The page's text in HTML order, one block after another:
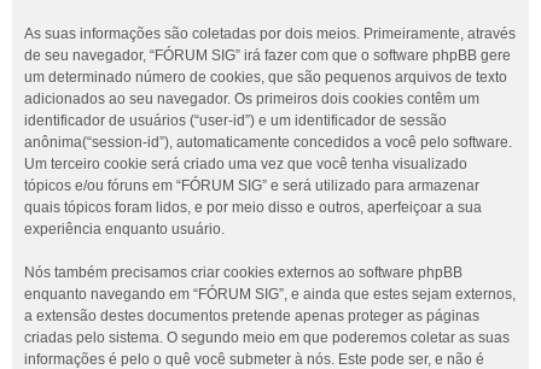
As suas informações são coletadas por dois meios. Primeiramente, através
de seu navegador, “FÓRUM SIG” irá fazer com que o software phpBB gere
um determinado número de cookies, que são pequenos arquivos de texto
adicionados ao seu navegador. Os primeiros dois cookies contêm um
identificador de usuários (“user-id”) e um identificador de sessão
anônima(“session-id”), automaticamente concedidos a você pelo software.
Um terceiro cookie será criado uma vez que você tenha visualizado
tópicos e/ou fóruns em “FÓRUM SIG” e será utilizado para armazenar
quais tópicos foram lidos, e por meio disso e outros, aperfeiçoar a sua
experiência enquanto usuário.
Nós também precisamos criar cookies externos ao software phpBB
enquanto navegando em “FÓRUM SIG”, e ainda que estes sejam externos,
a extensão destes documentos pretende apenas proteger as páginas
criadas pelo sistema. O segundo meio em que poderemos coletar as suas
informações é pelo o quê você submeter à nós. Este pode ser, e não é